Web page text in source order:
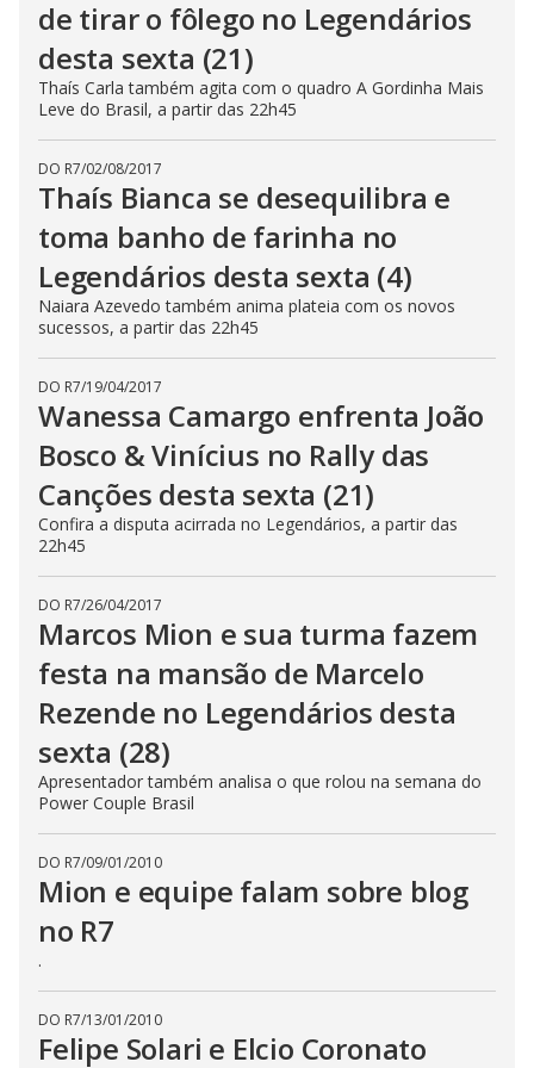
de tirar o fôlego no Legendários
desta sexta (21)
Thaís Carla também agita com o quadro A Gordinha Mais
Leve do Brasil, a partir das 22h45
DO R7/02/08/2017
Thaís Bianca se desequilibra e
toma banho de farinha no
Legendários desta sexta (4)
Naiara Azevedo também anima plateia com os novos
sucessos, a partir das 22h45
DO R7/19/04/2017
Wanessa Camargo enfrenta João
Bosco & Vinícius no Rally das
Canções desta sexta (21)
Confira a disputa acirrada no Legendários, a partir das
22h45
DO R7/26/04/2017
Marcos Mion e sua turma fazem
festa na mansão de Marcelo
Rezende no Legendários desta
sexta (28)
Apresentador também analisa o que rolou na semana do
Power Couple Brasil
DO R7/09/01/2010
Mion e equipe falam sobre blog
no R7
.
DO R7/13/01/2010
Felipe Solari e Elcio Coronato